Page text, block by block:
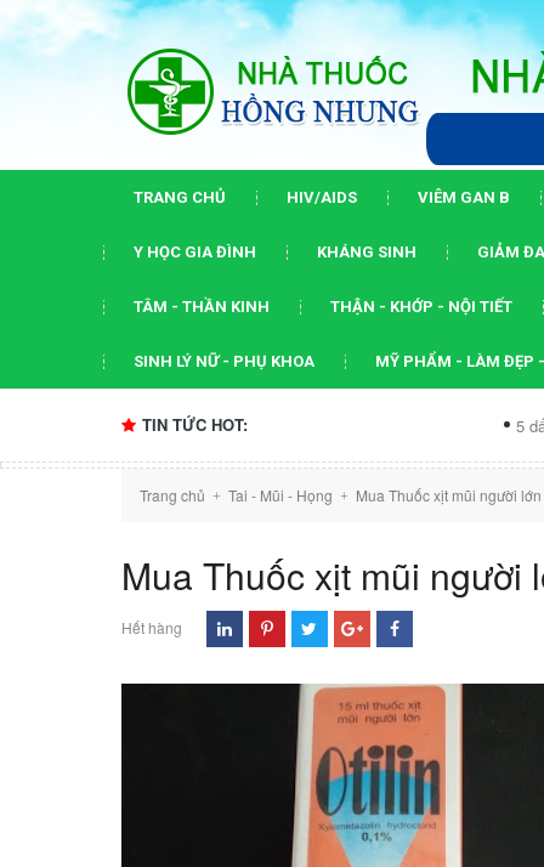
TRANG CHỦ HIV/AIDS VIÊM GAN B
Y HỌC GIA ĐÌNH KHÁNG SINH GIẢM
TÂM - THẦN KINH THẬN - KHỚP - NỘI TIẾT
SINH LÝ NỮ - PHỤ KHOA MỸ PHẨM - LÀM ĐẸP
TIN TỨC HOT: 5 dấu ấn của
Trang chủ + Tai - Mũi - Họng + Mua Thuốc xịt mũi người
Mua Thuốc xịt mũi người
Hết hàng